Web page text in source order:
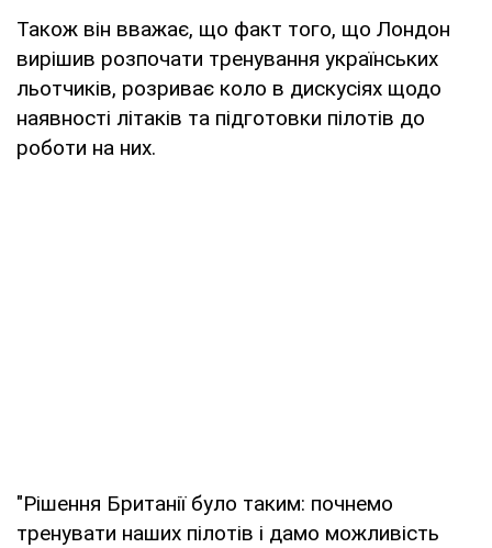
Також він вважає, що факт того, що Лондон
вирішив розпочати тренування українських
льотчиків, розриває коло в дискусіях щодо
наявності літаків та підготовки пілотів до
роботи на них.
"Рішення Британії було таким: почнемо
тренувати наших пілотів і дамо можливість